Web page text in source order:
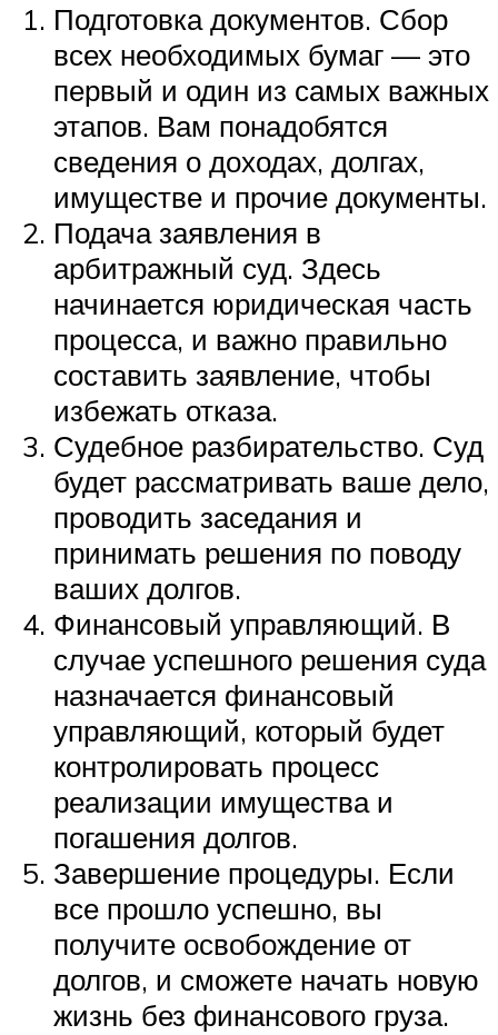
Подготовка документов. Сбор
всех необходимых бумаг — это
первый и один из самых важных
этапов. Вам понадобятся
сведения о доходах, долгах,
имуществе и прочие документы.
Подача заявления в
арбитражный суд. Здесь
начинается юридическая часть
процесса, и важно правильно
составить заявление, чтобы
избежать отказа.
Судебное разбирательство. Суд
будет рассматривать ваше дело,
проводить заседания и
принимать решения по поводу
ваших долгов.
Финансовый управляющий. В
случае успешного решения суда
назначается финансовый
управляющий, который будет
контролировать процесс
реализации имущества и
погашения долгов.
Завершение процедуры. Если
все прошло успешно, вы
получите освобождение от
долгов, и сможете начать новую
жизнь без финансового груза.